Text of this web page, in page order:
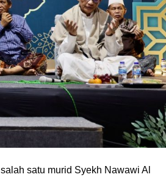
satu murid Syekh Nawawi Al